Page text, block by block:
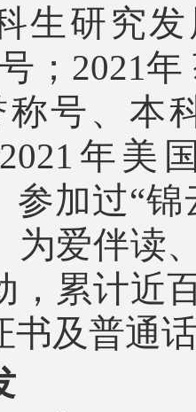
生研究
；2021
称号、本
年美
参加过“
为爱伴读
，累计近
书及普通